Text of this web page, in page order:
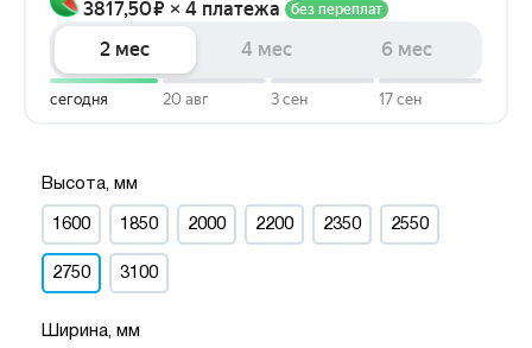
Высота, мм
1600 1850 2000 2200 2350 2550
2750 3100
Ширина, мм